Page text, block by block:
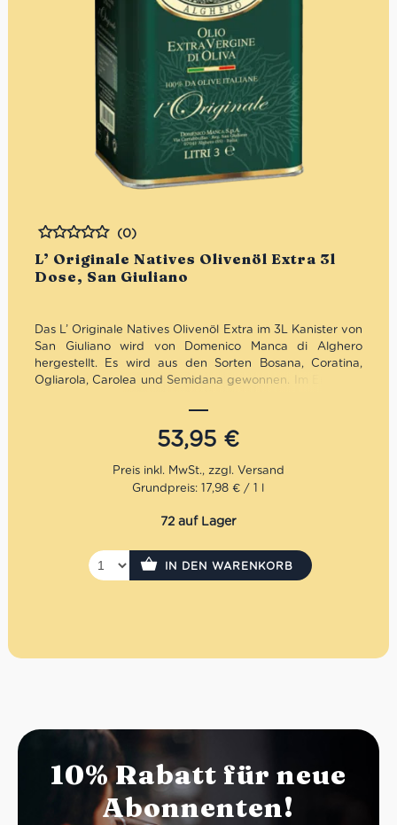
L’ Originale Natives Olivenöl Extra 3l
Dose, San Giuliano
Bewertet
(0)
Das L’ Originale Natives Olivenöl Extra im 3L Kanister von
San Giuliano wird von Domenico Manca di Alghero
hergestellt. Es wird aus den Sorten Bosana, Coratina,
Ogliarola, Carolea und Semidana gewonnen. Im Ergebnis
Schalentiergerichten, aber auch zu Gebäck, Desserts und
Farbe: Goldgelb.
Aroma: Fruchtiges Aroma von reifen Oliven,
Noten von Blättern und Tomaten.
Geschmack: mittelstark und ausgewogen mit
leichten Bitter- und Gewürznoten.
Empfohlene Kombinationen: Hervorragend zu
Vorspeisen mit Meeresfrüchten und Schalentieren,
Gemüsepürees, gebratenem Gemüse, Frischkäse und
53,95 €
Grundpreis: 17,98 € / 1 l
72 auf Lager
IN DEN WARENKORB
10% Rabatt für neue
Abonnenten!